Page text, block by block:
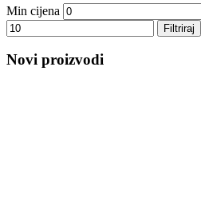
Min cijena
Filtriraj
Novi proizvodi